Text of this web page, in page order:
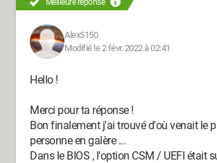
Meilleure réponse
Alex5150
Modifié le 2 févr. 2022 à 02:41
Hello !
Merci pour ta réponse !
Bon finalement j'ai trouvé d'où venait le
personne en galère ...
Dans le BIOS , l'option CSM / UEFI était